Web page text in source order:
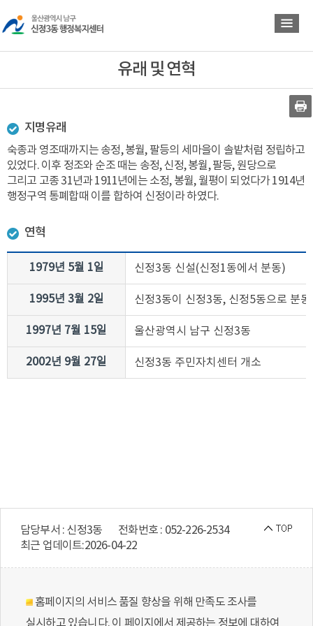
로
가
기
로
가
기
유래 및 연혁
지명유래
숙종과 영조때까지는 송정, 봉월, 팔등의 세마을이 솔밭처럼 정립하고
있었다. 이후 정조와 순조 때는 송정, 신정, 봉월, 팔등, 원당으로
그리고 고종 31년과 1911년에는 소정, 봉월, 월평이 되었다가 1914년
행정구역 통폐합때 이를 합하여 신정이라 하였다.
연혁
1979년 5월 1일 신정3동 신설(신정1동에서 분동)
1995년 3월 2일 신정3동이 신정3동, 신정5동으로 분동
1997년 7월 15일 울산광역시 남구 신정3동
2002년 9월 27일 신정3동 주민자치센터 개소
담당부서 : 신정3동
전화번호 : 052-226-2534
최근 업데이트:2026-04-22
홈페이지의 서비스 품질 향상을 위해 만족도 조사를
실시하고 있습니다. 이 페이지에서 제공하는 정보에 대하여